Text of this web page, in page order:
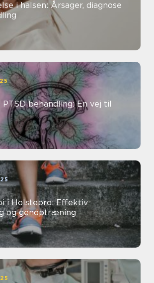
i halsen: Årsager, diagnose
behandling: En vej til
i Holstebro: Effektiv
og genoptræning